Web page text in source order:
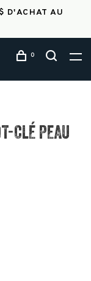
D'ACHAT AU
0
CLÉ PEAU